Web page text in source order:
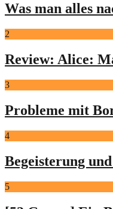
Was man alles
2
Review: Alice:
3
Probleme mit
4
Begeisterung
5